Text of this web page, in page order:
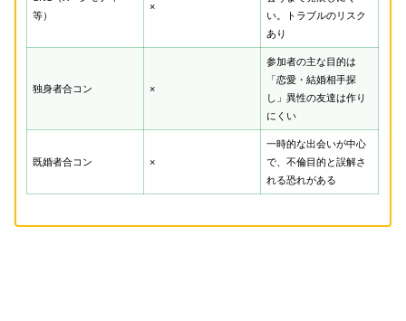
等）
×
い。トラブルのリスク
あり
独身者合コン ×
参加者の主な目的は
「恋愛・結婚相手探
し」異性の友達は作り
にくい
既婚者合コン ×
一時的な出会いが中心
で、不倫目的と誤解さ
れる恐れがある